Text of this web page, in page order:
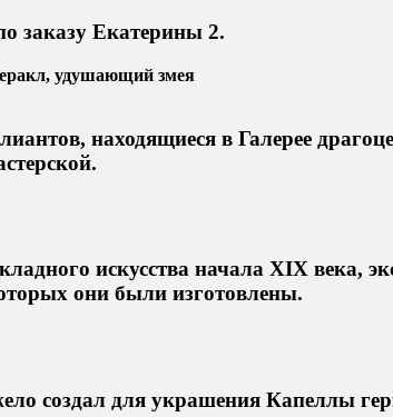
заказу Екатерины 2.
удушающий змея
находящиеся в Галерее
искусства начала XIX века,
они были изготовлены.
создал для украшения Капеллы